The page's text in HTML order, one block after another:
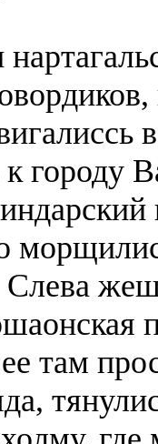
городу
там